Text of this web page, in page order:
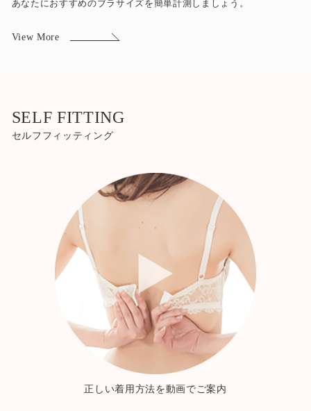
あなたにおすすめのブラサイズを簡単計測しましょう。
View More
SELF FITTING
セルフフィッティング
正しい着用方法を動画でご案内